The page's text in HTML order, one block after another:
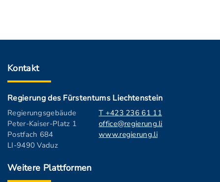
Kontakt
Regierung des Fürstentums Liechtenstein
Regierungsgebäude
Peter-Kaiser-Platz 1
Postfach 684
LI-9490 Vaduz
T +423 236 61 11
office@regierung.li
www.regierung.li
Weitere Plattformen